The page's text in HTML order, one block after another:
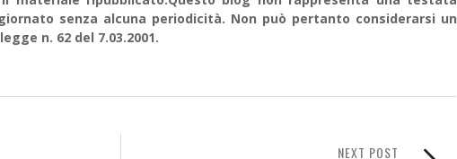
senza alcuna periodicità. Non può pertanto considerarsi un
n. 62 del 7.03.2001.
NEXT POST